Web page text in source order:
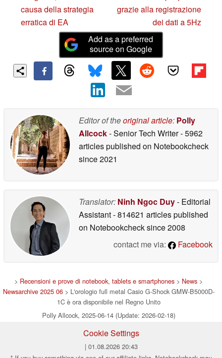
causa della strategia
erratica di EA
grazie alla registrazione
dei dati a 5Hz
Add as a preferred
source on Google
Editor of theoriginal article: Polly
Allcock- Senior Tech Writer- 5962
articles published on Notebookcheck
since 2021
Translator: Ninh Ngoc Duy- Editorial
Assistant- 814621 articles published
on Notebookchecksince 2008
contact me via:
Facebook
> Recensioni e prove di notebook, tablets e smartphones > News >
Newsarchive 2025 06> L'orologio full metal Casio G-Shock GMW-B5000D-
1C è ora disponibile nel Regno Unito
Polly Allcock, 2025-06-14 (Update: 2026-02-18)
Cookie Settings
| 01.08.2026 20:43